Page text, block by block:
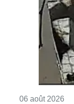
06 août 2026